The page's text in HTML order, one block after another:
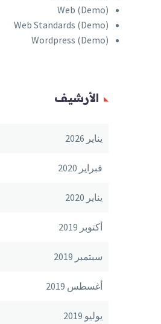
Web (Demo)
Web Standards (Demo)
Wordpress (Demo)
الأرشيف
يناير 2026
فبراير 2020
يناير 2020
أكتوبر 2019
سبتمبر 2019
أغسطس 2019
يوليو 2019